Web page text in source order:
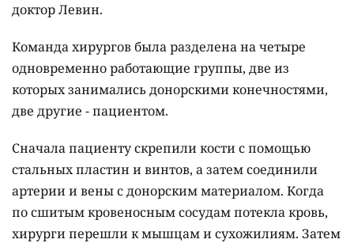
доктор Левин.
Команда хирургов была разделена на четыре
одновременно работающие группы, две из
которых занимались донорскими конечностями,
две другие - пациентом.
Сначала пациенту скрепили кости с помощью
стальных пластин и винтов, а затем соединили
артерии и вены с донорским материалом. Когда
по сшитым кровеносным сосудам потекла кровь,
хирурги перешли к мышцам и сухожилиям. Затем